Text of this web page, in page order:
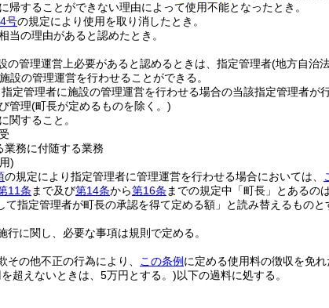
帰することができない理由によって使用不能となったとき。
号の規定により使用を取り消したとき。
当の理由があると認めたとき。
の管理運営上必要があると認めるときは、指定管理者(地方自治
設の管理運営を行わせることができる。
定管理者に施設の管理運営を行わせる場合の当該指定管理者が
管理(町長が定めるものを除く。)
関すること。
業務に付随する業務
)
の規定により指定管理者に管理運営を行わせる場合においては、
11条 まで及び第14条から第16条 までの規定中「町長」とあるの
て指定管理者が町長の承認を得て定める額」と読み替えるものと
行に関し、必要な事項は規則で定める。
その他不正の行為により、 この条例 に定める使用料の徴収を免
超えないときは、5万円とする。)以下の過料に処する。